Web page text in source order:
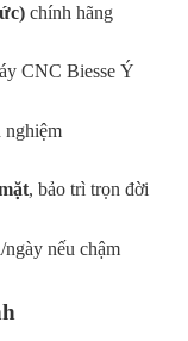
chính hãng
CNC Biesse Ý
, bảo trì trọn đời
nếu chậm